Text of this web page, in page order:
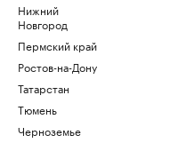
Нижний
Новгород
Пермский край
Ростов-на-Дону
Татарстан
Тюмень
Черноземье